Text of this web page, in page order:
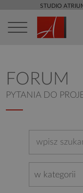
STUDIO
FORUM
PYTANIA DO
w kategorii